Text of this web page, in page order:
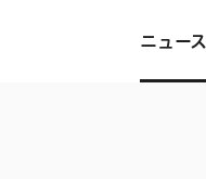
ニュース